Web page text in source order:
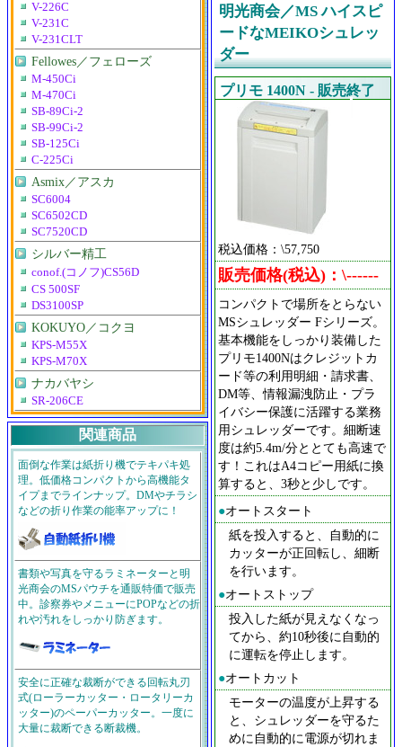
明光商会／MS ハイスピ
ードなMEIKOシュレッ
ダー
プリモ 1400N - 販売終了
税込価格：\57,750
販売価格(税込)：\------
コンパクトで場所をとらない
MSシュレッダー Fシリーズ。
基本機能をしっかり装備した
プリモ1400Nはクレジットカ
ード等の利用明細・請求書、
DM等、情報漏洩防止・プラ
イバシー保護に活躍する業務
用シュレッダーです。細断速
度は約5.4m/分ととても高速で
す！これはA4コピー用紙に換
算すると、3秒と少しです。
●オートスタート
紙を投入すると、自動的に
カッターが正回転し、細断
を行います。
●オートストップ
投入した紙が見えなくなっ
てから、約10秒後に自動的
に運転を停止します。
●オートカット
モーターの温度が上昇する
と、シュレッダーを守るた
めに自動的に電源が切れま
V-226C
V-231C
V-231CLT
Fellowes／フェローズ
M-450Ci
M-470Ci
SB-89Ci-2
SB-99Ci-2
SB-125Ci
C-225Ci
Asmix／アスカ
SC6004
SC6502CD
SC7520CD
シルバー精工
conof.(コノフ)CS56D
CS 500SF
DS3100SP
KOKUYO／コクヨ
KPS-M55X
KPS-M70X
ナカバヤシ
SR-206CE
関連商品
面倒な作業は紙折り機でテキパキ処
理。低価格コンパクトから高機能タ
イプまでラインナップ。DMやチラシ
などの折り作業の能率アップに！
書類や写真を守るラミネーターと明
光商会のMSパウチを通販特価で販売
中。診察券やメニューにPOPなどの折
れや汚れをしっかり防ぎます。
安全に正確な裁断ができる回転丸刃
式(ローラーカッター・ロータリーカ
ッター)のペーパーカッター。一度に
大量に裁断できる断裁機。